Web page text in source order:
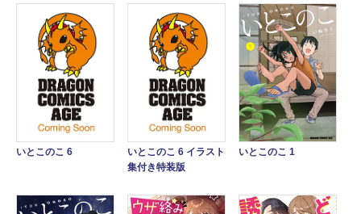
いとこのこ 6
いとこのこ 6 イラスト
集付き特装版
いとこのこ 1